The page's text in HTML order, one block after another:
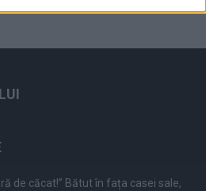
de căcat!” Bătut în fața casei sale,